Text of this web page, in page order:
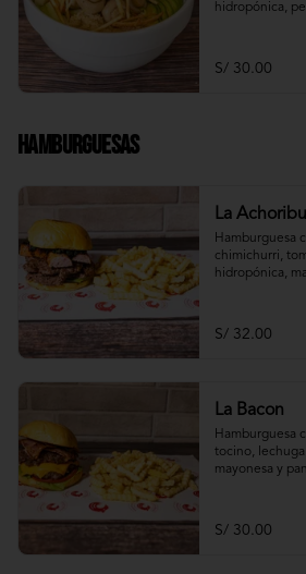
hidropónica,
S/ 30.00
Hamburguesas
La
Hamburguesa
chimichurri,
hidropónica,
S/ 32.00
La Bacon
Hamburguesa
tocino,
mayonesa y
S/ 30.00